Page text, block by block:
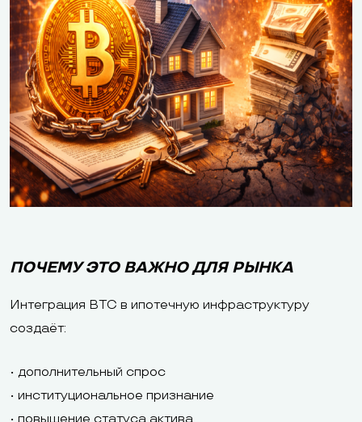
ПОЧЕМУ ЭТО ВАЖНО ДЛЯ РЫНКА
Интеграция BTC в ипотечную инфраструктуру
создаёт:
• дополнительный спрос
• институциональное признание
• повышение статуса актива